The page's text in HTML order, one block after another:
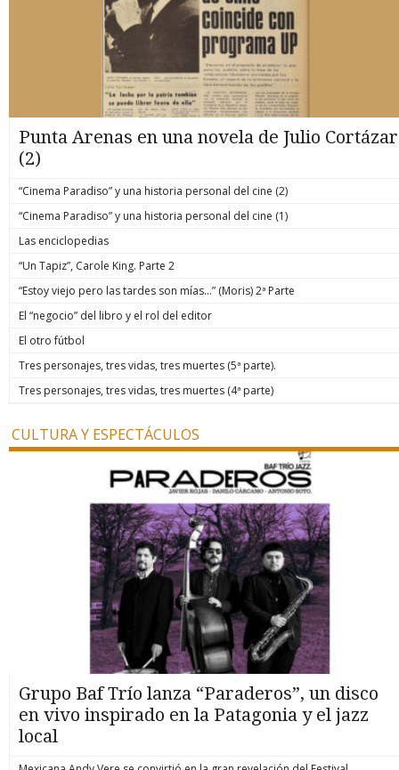
Punta Arenas en una novela de Julio Cortázar
(2)
“Cinema Paradiso” y una historia personal del cine (2)
“Cinema Paradiso” y una historia personal del cine (1)
Las enciclopedias
“Un Tapiz”, Carole King. Parte 2
“Estoy viejo pero las tardes son mías…” (Moris) 2ª Parte
El “negocio” del libro y el rol del editor
El otro fútbol
Tres personajes, tres vidas, tres muertes (5ª parte).
Tres personajes, tres vidas, tres muertes (4ª parte)
CULTURA Y ESPECTÁCULOS
Grupo Baf Trío lanza “Paraderos”, un disco
en vivo inspirado en la Patagonia y el jazz
local